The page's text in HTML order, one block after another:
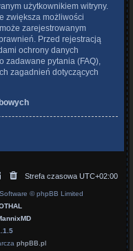
użytkownikiem witryny.
zwiększa możliwości
zarejestrowanym
Przed rejestracją
ochrony danych
zadawane pytania (FAQ),
zagadnień dotyczących
Strefa czasowa UTC+02:00
© phpBB Limited
phpBB.pl